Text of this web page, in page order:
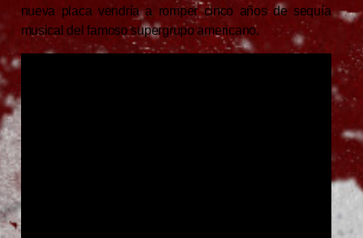
nueva placa vendría a romper cinco años de sequía
musical del famoso supergrupo americano.